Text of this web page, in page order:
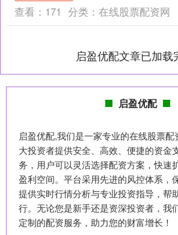
查看： 171 分类： 在线股票配资网
启盈优配文章已加载
启盈优配
启盈优配,我们是一家专业的在线股票
大投资者提供安全、高效、便捷的资金
务，用户可以灵活选择配资方案，快速
盈利空间。平台采用先进的风控体系，
提供实时行情分析与专业投资指导，帮
行。无论您是新手还是资深投资者，我
定制的配资服务，助力您的财富增长！